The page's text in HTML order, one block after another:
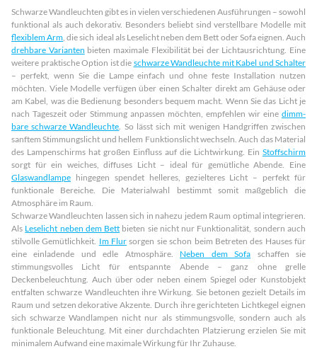
Schwarze Wandleuchten gibt es in vielen verschiedenen Ausführungen – sowohl
funktional als auch dekorativ. Besonders beliebt sind verstellbare Modelle mit
flexiblem Arm , die sich ideal als Leselicht neben dem Bett oder Sofa eignen. Auch
drehbare Varianten bieten maximale Flexibilität bei der Lichtausrichtung. Eine
weitere praktische Option ist die schwarze Wandleuchte mit Kabel und Schalter
– perfekt, wenn Sie die Lampe einfach und ohne feste Installation nutzen
möchten. Viele Modelle verfügen über einen Schalter direkt am Gehäuse oder
am Kabel, was die Bedienung besonders bequem macht. Wenn Sie das Licht je
nach Tageszeit oder Stimmung anpassen möchten, empfehlen wir eine dimm­
bare schwarze Wandleuchte . So lässt sich mit wenigen Handgriffen zwischen
sanftem Stimmungslicht und hellem Funktionslicht wechseln. Auch das Material
des Lampenschirms hat großen Einfluss auf die Lichtwirkung. Ein Stoffschirm
sorgt für ein weiches, diffuses Licht – ideal für gemütliche Abende. Eine
Glaswandlampe hingegen spendet helleres, gezielteres Licht – perfekt für
funktionale Bereiche. Die Materialwahl bestimmt somit maßgeblich die
Atmosphäre im Raum.
Schwarze Wandleuchten lassen sich in nahezu jedem Raum optimal integrieren.
Als Leselicht neben dem Bett bieten sie nicht nur Funktionalität, sondern auch
stilvolle Gemütlichkeit. Im Flur sorgen sie schon beim Betreten des Hauses für
eine einladende und edle Atmosphäre. Neben dem Sofa schaffen sie
stimmungsvolles Licht für entspannte Abende – ganz ohne grelle
Deckenbeleuchtung. Auch über oder neben einem Spiegel oder Kunstobjekt
entfalten schwarze Wandleuchten ihre Wirkung. Sie betonen gezielt Details im
Raum und setzen dekorative Akzente. Durch ihre gerichteten Lichtkegel eignen
sich schwarze Wandlampen nicht nur als stimmungsvolle, sondern auch als
funktionale Beleuchtung. Mit einer durchdachten Platzierung erzielen Sie mit
minimalem Aufwand eine maximale Wirkung für Ihr Zuhause.